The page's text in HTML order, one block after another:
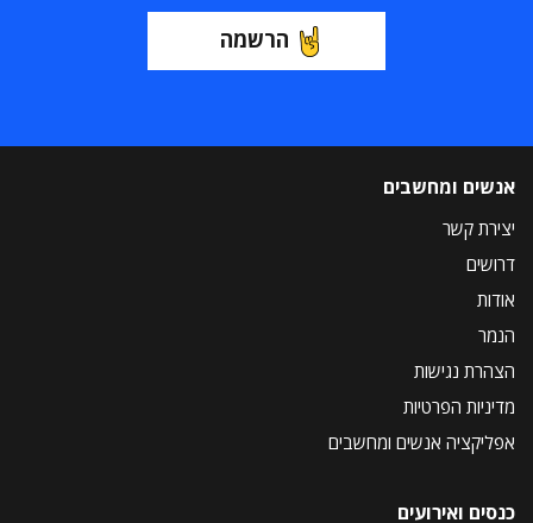
הרשמה
אנשים ומחשבים
יצירת קשר
דרושים
אודות
הנמר
הצהרת נגישות
מדיניות הפרטיות
אפליקציה אנשים ומחשבים
כנסים ואירועים